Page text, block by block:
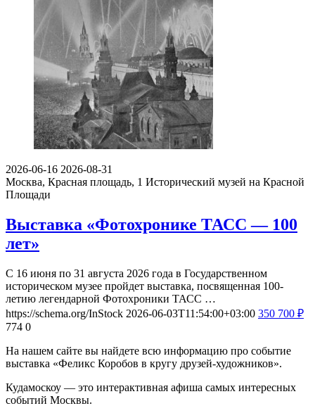
2026-06-16 2026-08-31
Москва, Красная площадь, 1 Исторический музей на Красной
Площади
Выставка «Фотохронике ТАСС — 100
лет»
С 16 июня по 31 августа 2026 года в Государственном
историческом музее пройдет выставка, посвященная 100-
летию легендарной Фотохроники ТАСС …
https://schema.org/InStock 2026-06-03T11:54:00+03:00 350 700 ₽
774 0
На нашем сайте вы найдете всю информацию про событие
выставка «Феликс Коробов в кругу друзей-художников».
Кудамоскоу — это интерактивная афиша самых интересных
событий Москвы.